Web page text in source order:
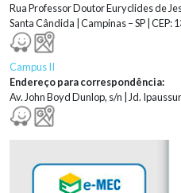
Rua Professor Doutor Euryclides de
Santa Cândida | Campinas – SP | CEP:
Campus II
Endereço para correspondência:
Av. John Boyd Dunlop, s/n | Jd.